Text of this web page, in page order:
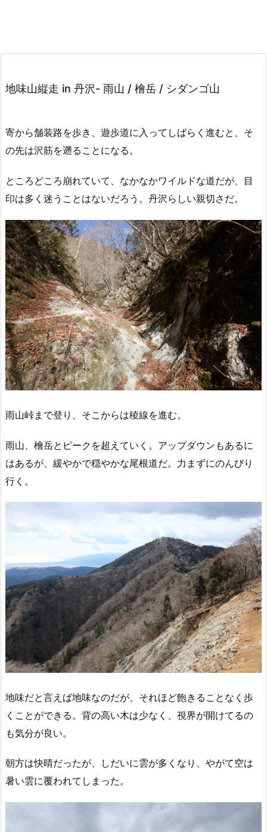
地味山縦走 in 丹沢- 雨山 / 檜岳 / シダンゴ山
寄から舗装路を歩き、遊歩道に入ってしばらく進むと、そ
の先は沢筋を遡ることになる。
ところどころ崩れていて、なかなかワイルドな道だが、目
印は多く迷うことはないだろう。丹沢らしい親切さだ。
雨山峠まで登り、そこからは稜線を進む。
雨山、檜岳とピークを超えていく。アップダウンもあるに
はあるが、緩やかで穏やかな尾根道だ。力まずにのんびり
行く。
地味だと言えば地味なのだが、それほど飽きることなく歩
くことができる。背の高い木は少なく、視界が開けてるの
も気分が良い。
朝方は快晴だったが、しだいに雲が多くなり、やがて空は
暑い雲に覆われてしまった。